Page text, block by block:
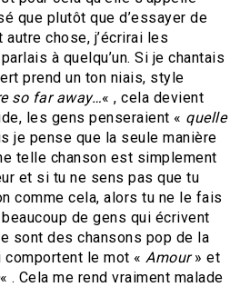
que plutôt que d’essayer de
chose, j’écrirai les
à quelqu’un. Si je chantais
prend un ton niais, style
so far away…« , cela devient
les gens penseraient « quelle
je pense que la seule manière
telle chanson est simplement
et si tu ne sens pas que tu
comme cela, alors tu ne le fais
de gens qui écrivent
sont des chansons pop de la
le mot « Amour» et
« . Cela me rend vraiment malade